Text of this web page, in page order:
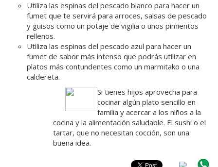
Utiliza las espinas del pescado blanco para hacer un
fumet que te servirá para arroces, salsas de pescado
y guisos como un potaje de vigilia o unos pimientos
rellenos.
Utiliza las espinas del pescado azul para hacer un
fumet de sabor más intenso que podrás utilizar en
platos más contundentes como un marmitako o una
caldereta.
Si tienes hijos aprovecha para
cocinar algún plato sencillo en
familia y acercar a los niños a la
cocina y la alimentación saludable. El sushi o el
tartar, que no necesitan cocción, son una
buena idea.